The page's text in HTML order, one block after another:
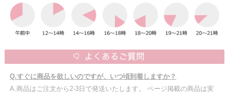
Q.すぐに商品を欲しいのですが、いつ頃到着しますか？
A.商品はご注文から2-3日で発送いたします。 ページ掲載の商品は実